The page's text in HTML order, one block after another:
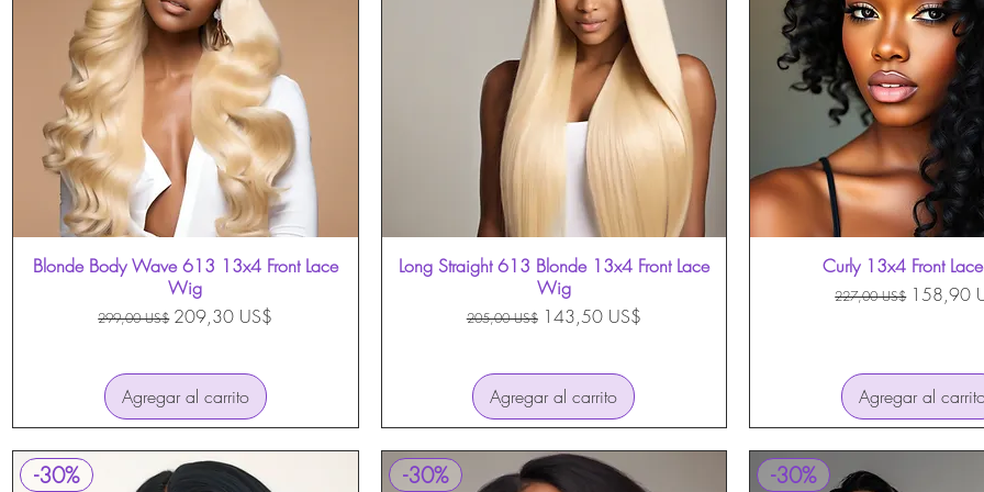
Vista rápida
Blonde Body Wave 613 13x4 Front Lace
Wig
Precio
299,00 US$ Precio de oferta
209,30 US$
Agregar al carrito
Vista rápida
Long Straight 613 Blonde 13x4 Front Lace
Wig
Precio
205,00 US$ Precio de oferta
143,50 US$
Agregar al carrito
Vista rápida
Curly 13x4 Front
Precio
227,00 US$ Precio
158,90
Agregar al
-30% -30% -30%